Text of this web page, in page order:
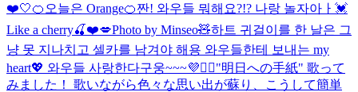
❤️🤍🍊오늘은 Orange🍊짠! 와우들 뭐해요?!? 나랑 놀자아ㅏ💓
Like a cherry🍒❤️💋Photo by Minseo🧸하트 귀걸이를 한 날은 그
냥 못 지나치고 셀카를 남겨야 해용 와우들한테 보내는 my
heart💖 와우들 사랑한다구웅~~~💜🙆‍♀️"明日への手紙" 歌って
みました！ 歌いながら色々な思い出が蘇り、こうして簡単